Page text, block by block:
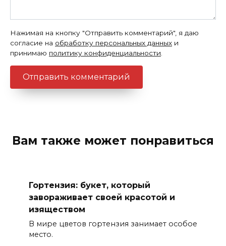
Нажимая на кнопку "Отправить комментарий", я даю
согласие на обработку персональных данных и
принимаю политику конфиденциальности.
Вам также может понравиться
Гортензия: букет, который
завораживает своей красотой и
изяществом
В мире цветов гортензия занимает особое
место.